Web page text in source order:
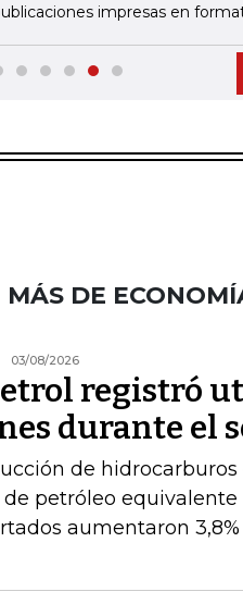
seleccionadas por
MÁS DE
03/08/2026
registró
durante el
de
petróleo
aumentaron